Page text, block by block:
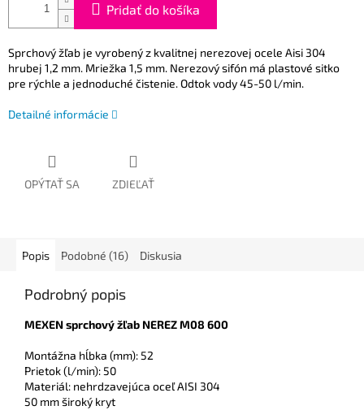
Pridať do košíka
Sprchový žľab je vyrobený z kvalitnej nerezovej ocele Aisi 304
hrubej 1,2 mm. Mriežka 1,5 mm. Nerezový sifón má plastové sitko
pre rýchle a jednoduché čistenie. Odtok vody 45-50 l/min.
Detailné informácie
OPÝTAŤ SA ZDIEĽAŤ
Popis Podobné (16) Diskusia
Podrobný popis
MEXEN sprchový žľab NEREZ M08 600
Montážna hĺbka (mm): 52
Prietok (l/min): 50
Materiál: nehrdzavejúca oceľ AISI 304
50 mm široký kryt